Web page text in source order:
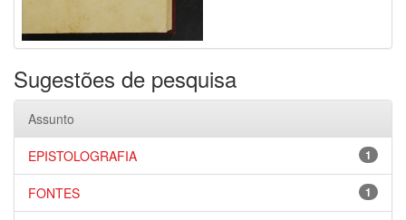
Sugestões de pesquisa
Assunto
1
EPISTOLOGRAFIA
1
FONTES